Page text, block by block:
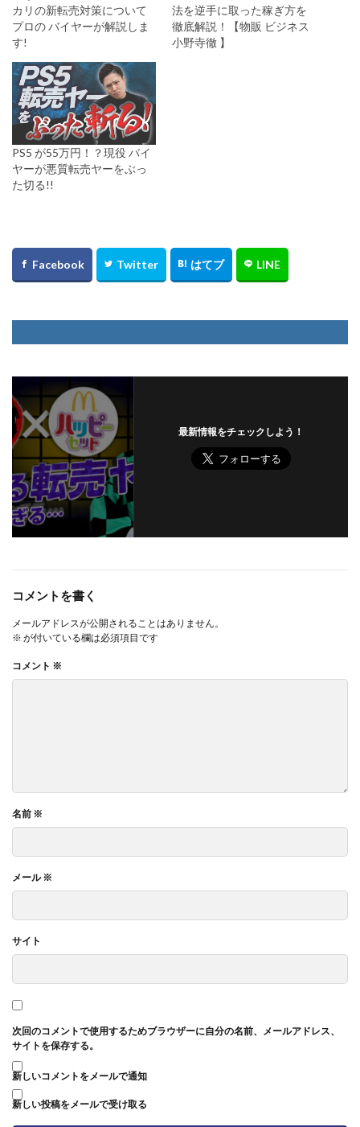
カリの新転売対策について
プロの バイヤーが解説しま
す!
法を逆手に取った稼ぎ方を
徹底解説！【物販 ビジネス
小野寺徹 】
PS5 が55万円！？現役 バイ
ヤーが悪質転売ヤーをぶっ
た切る!!
最新情報をチェックしよう！
コメントを書く
メールアドレスが公開されることはありません。
※ が付いている欄は必須項目です
コメント ※
名前 ※
メール※
サイト
次回のコメントで使用するためブラウザーに自分の名前、メールアドレス、
サイトを保存する。
新しいコメントをメールで通知
新しい投稿をメールで受け取る